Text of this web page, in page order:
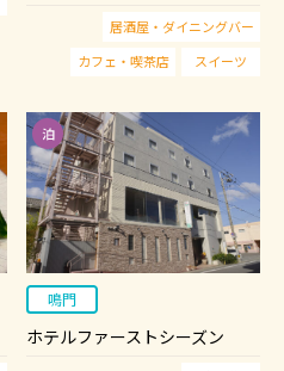
居酒屋・ダイニングバー
カフェ・喫茶店
スイーツ
鳴門
ホテルファーストシーズン